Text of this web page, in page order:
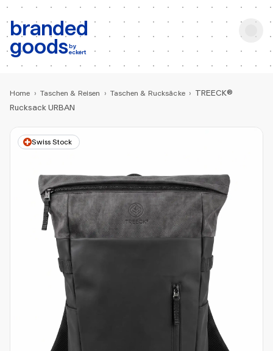
branded
goodsby
eckert
b: Produktsuche
Home › Taschen & Reisen › Taschen & Rucksäcke › TREECK®
Rucksack URBAN
Swiss Stock